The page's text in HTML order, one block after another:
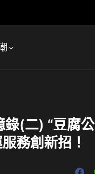
錄(二) “豆腐公
務創新招！